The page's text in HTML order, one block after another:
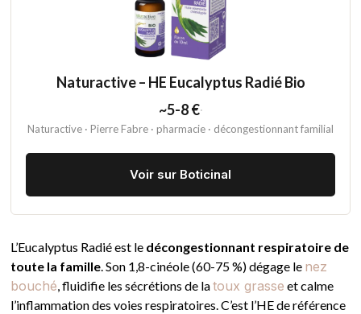
Naturactive – HE Eucalyptus Radié Bio
~5-8 €·
Naturactive · Pierre Fabre · pharmacie · décongestionnant familial
Voir sur Boticinal
L’Eucalyptus Radié est le décongestionnant respiratoire de
toute la famille. Son 1,8-cinéole (60-75 %) dégage le nez
bouché, fluidifie les sécrétions de latoux grasse et calme
l’inflammation des voies respiratoires. C’est l’HE de référence